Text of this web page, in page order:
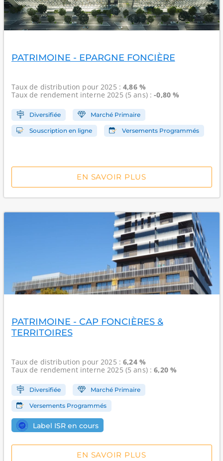
PATRIMOINE - EPARGNE FONCIÈRE
Taux de distribution pour 2025 :4,86 %
Taux de rendement interne2025 (5 ans) :-0,80 %
Diversifiée Marché Primaire
Souscription en ligne Versements Programmés
EN SAVOIR PLUS
PATRIMOINE - CAP FONCIÈRES &
TERRITOIRES
Taux de distribution pour 2025 :6,24 %
Taux de rendement interne2025 (5 ans) :6,20 %
Diversifiée Marché Primaire
Versements Programmés
Label ISR en cours
EN SAVOIR PLUS